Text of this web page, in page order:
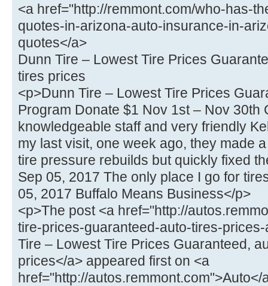
<a href="http://remmont.com/who-has-
quotes-in-arizona-auto-insurance-in-
quotes</a>
Dunn Tire – Lowest Tire Prices
tires prices
<p>Dunn Tire – Lowest Tire Prices
Program Donate $1 Nov 1st – Nov 30th
knowledgeable staff and very friendly
my last visit, one week ago, they made
tire pressure rebuilds but quickly fixed
Sep 05, 2017 The only place I go for
05, 2017 Buffalo Means Business</p>
<p>The post <a href="http://
tire-prices-guaranteed-auto-tires-
Tire – Lowest Tire Prices Guaranteed,
prices</a> appeared first on <a
href="http://autos.remmont.com">Auto</